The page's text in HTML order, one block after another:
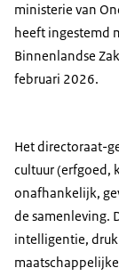
ministerie van
heeft ingestemd
Binnenlandse
februari 2026.
Het directoraat-
cultuur (erfgoed,
onafhankelijk,
de samenleving.
intelligentie,